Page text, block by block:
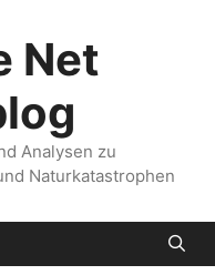
Net
Analysen zu
Naturkatastrophen